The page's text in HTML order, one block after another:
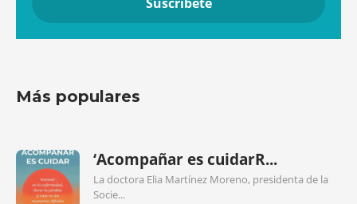
Más populares
‘Acompañar es cuidarR...
La doctora Elia Martínez Moreno, presidenta de la
Socie...